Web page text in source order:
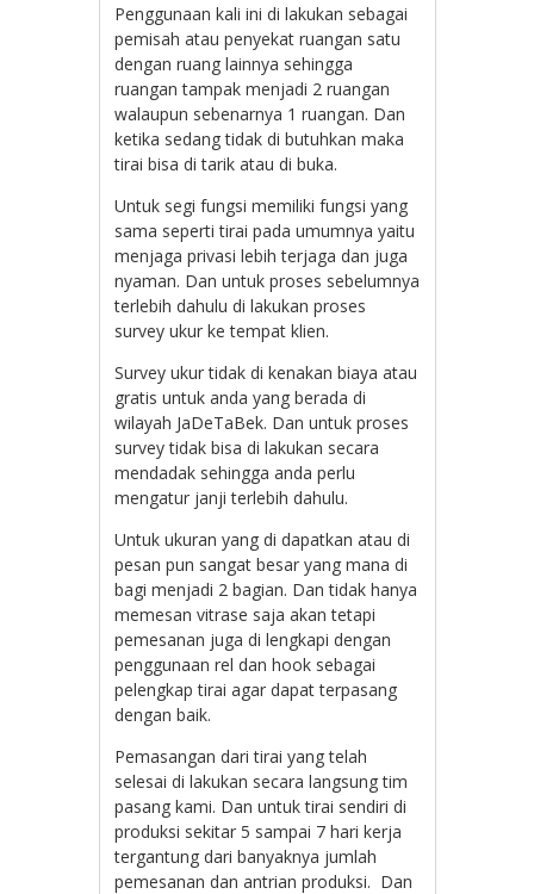
Penggunaan kali ini di lakukan sebagai
pemisah atau penyekat ruangan satu
dengan ruang lainnya sehingga
ruangan tampak menjadi 2 ruangan
walaupun sebenarnya 1 ruangan. Dan
ketika sedang tidak di butuhkan maka
tirai bisa di tarik atau di buka.
Untuk segi fungsi memiliki fungsi yang
sama seperti tirai pada umumnya yaitu
menjaga privasi lebih terjaga dan juga
nyaman. Dan untuk proses sebelumnya
terlebih dahulu di lakukan proses
survey ukur ke tempat klien.
Survey ukur tidak di kenakan biaya atau
gratis untuk anda yang berada di
wilayah JaDeTaBek. Dan untuk proses
survey tidak bisa di lakukan secara
mendadak sehingga anda perlu
mengatur janji terlebih dahulu.
Untuk ukuran yang di dapatkan atau di
pesan pun sangat besar yang mana di
bagi menjadi 2 bagian. Dan tidak hanya
memesan vitrase saja akan tetapi
pemesanan juga di lengkapi dengan
penggunaan rel dan hook sebagai
pelengkap tirai agar dapat terpasang
dengan baik.
Pemasangan dari tirai yang telah
selesai di lakukan secara langsung tim
pasang kami. Dan untuk tirai sendiri di
produksi sekitar 5 sampai 7 hari kerja
tergantung dari banyaknya jumlah
pemesanan dan antrian produksi. Dan